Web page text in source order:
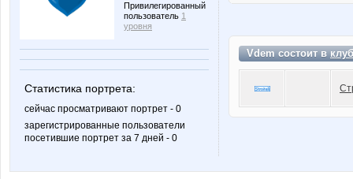
Привилегированный
пользователь 1
уровня
Статистика портрета:
сейчас просматривают портрет - 0
зарегистрированные пользователи
посетившие портрет за 7 дней - 0
Vdem состоит в